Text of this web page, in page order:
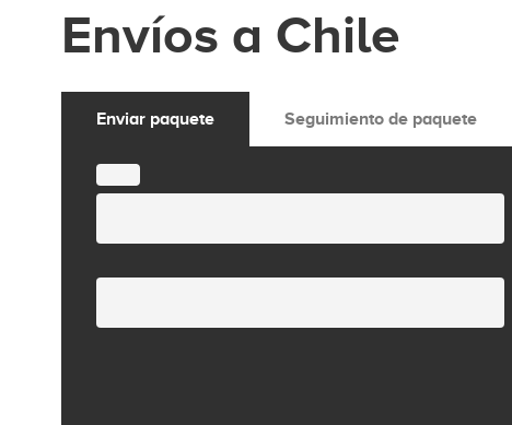
Envíos a Chile
Enviar paquete Seguimiento de paquete